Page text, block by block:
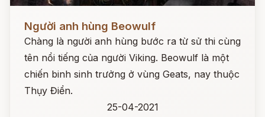
Người anh hùng Beowulf
Chàng là người anh hùng bước ra từ sử thi cùng
tên nổi tiếng của người Viking. Beowulf là một
chiến binh sinh trưởng ở vùng Geats, nay thuộc
Thụy Điển.
25-04-2021